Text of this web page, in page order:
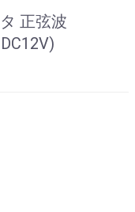
正弦波